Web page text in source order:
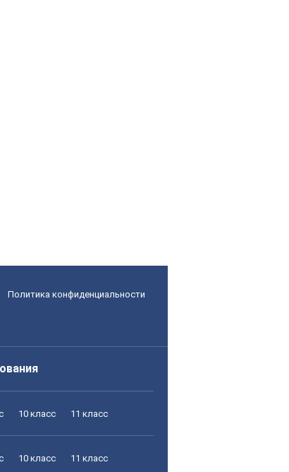
Политика конфиденциальности
10 класс 11 класс
10 класс 11 класс